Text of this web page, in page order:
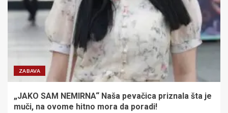
ZABAVA
„JAKO SAM NEMIRNA“ Naša pevačica priznala šta je
muči, na ovome hitno mora da poradi!